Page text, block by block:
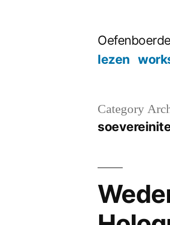
lezen
Category